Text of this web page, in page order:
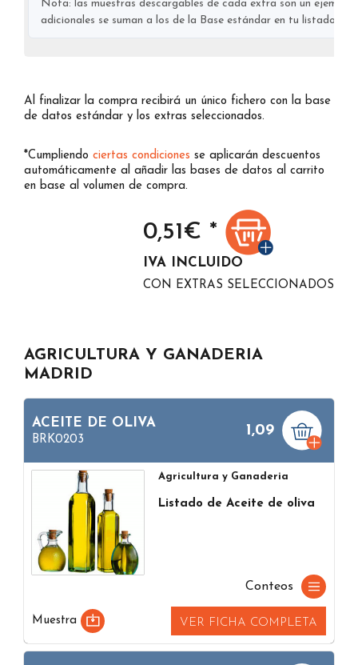
Nota: las muestras descargables de cada extra son un
adicionales se suman a los de la Base estándar en tu listado
Al finalizar la compra recibirá un único fichero con la base
de datos estándar y los extras seleccionados.
*Cumpliendo ciertas condiciones se aplicarán descuentos
automáticamente al añadir las bases de datos al carrito
en base al volumen de compra.
0,51€ *
IVA INCLUIDO
CON EXTRAS SELECCIONADOS
AGRICULTURA Y GANADERIA
MADRID
ACEITE DE OLIVA
BRK0203
1,09
Agricultura y Ganaderia
Listado de Aceite de oliva
Conteos
Muestra VER FICHA COMPLETA